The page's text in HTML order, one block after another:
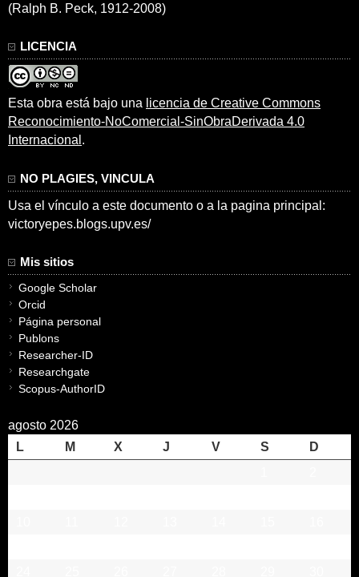
(Ralph B. Peck, 1912-2008)
LICENCIA
Esta obra está bajo una licencia de Creative Commons
Reconocimiento-NoComercial-SinObraDerivada 4.0
Internacional .
NO PLAGIES, VINCULA
Usa el vínculo a este documento o a la pagina principal:
victoryepes.blogs.upv.es/
Mis sitios
Google Scholar
Orcid
Página personal
Publons
Researcher-ID
Researchgate
Scopus-AuthorID
agosto 2026
L
M X J V S
D